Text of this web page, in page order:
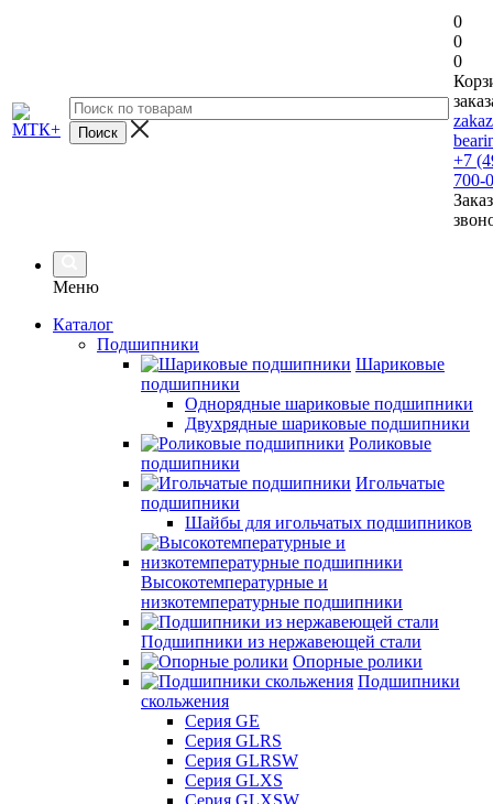
0
0
0
+7
700-
Меню
Каталог
Подшипники
Шариковые
подшипники
Однорядные шариковые подшипники
Двухрядные шариковые подшипники
Роликовые
подшипники
Игольчатые
подшипники
Шайбы для игольчатых подшипников
Высокотемпературные и
низкотемпературные подшипники
Подшипники из нержавеющей стали
Опорные ролики
Подшипники
скольжения
Серия GE
Серия GLRS
Серия GLRSW
Серия GLXS
Серия GLXSW